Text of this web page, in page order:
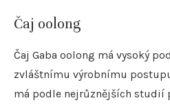
Čaj oolong
Čaj Gaba oolong má vysoký
zvláštnímu výrobnímu
má podle nejrůznějších